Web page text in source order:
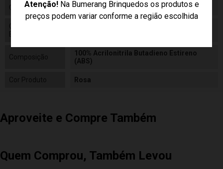
Atenção!Na Bumerang Brinquedos os produtos e
preços podem variar conforme a região escolhida
Código 13608
Código de
Barras
Composição
100% Acrilonitrila Butadieno Estireno
(ABS)
Cor Produto Rosa
Aproveite e Compre Também
Quem Comprou, Também Levou